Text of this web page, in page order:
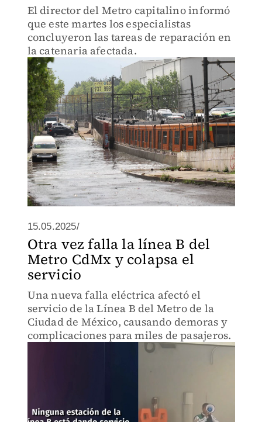
El director del Metro capitalino informó
que este martes los especialistas
concluyeron las tareas de reparación en
la catenaria afectada.
15.05.2025/
Otra vez falla la línea B del
Metro CdMx y colapsa el
servicio
Una nueva falla eléctrica afectó el
servicio de la Línea B del Metro de la
Ciudad de México, causando demoras y
complicaciones para miles de pasajeros.